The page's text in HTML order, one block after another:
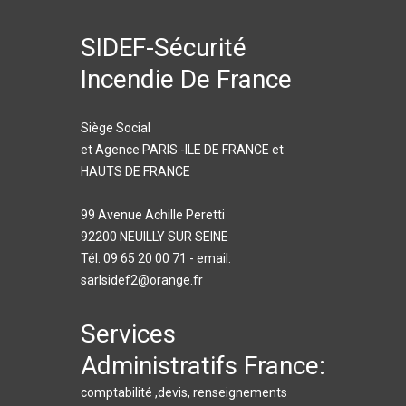
SIDEF-Sécurité
Incendie De France
Siège Social
et Agence PARIS -ILE DE FRANCE et
HAUTS DE FRANCE
99 Avenue Achille Peretti
92200 NEUILLY SUR SEINE
Tél: 09 65 20 00 71 - email:
sarlsidef2@orange.fr
Services
Administratifs France:
comptabilité ,devis, renseignements